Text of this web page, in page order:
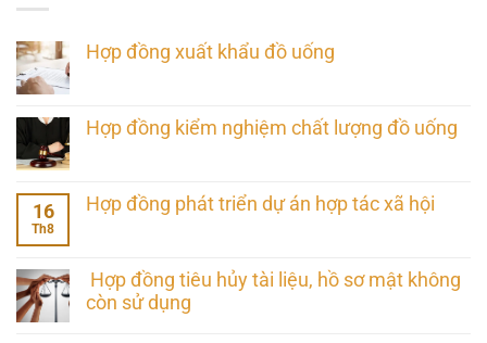
Hợp đồng xuất khẩu đồ uống
Hợp đồng kiểm nghiệm chất lượng đồ uống
16
Th8
Hợp đồng phát triển dự án hợp tác xã hội
Hợp đồng tiêu hủy tài liệu, hồ sơ mật không
còn sử dụng